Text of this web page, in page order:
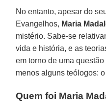
No entanto, apesar do
Evangelhos, Maria
mistério. Sabe-se
vida e história, e as
em torno de uma
menos alguns teólogos:
Quem foi Maria